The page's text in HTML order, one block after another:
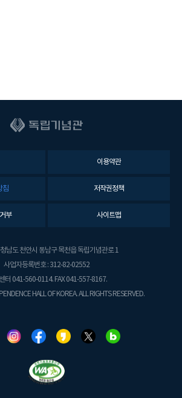
이용약관
침 저작권정책
부 사이트맵
남도 천안시 동남구 목천읍 독립기념관로 1
사업자등록번호 : 312-82-02552
터 041-560-0114. FAX 041-557-8167.
HALL OF KOREA. ALL RIGHTS RESERVED.